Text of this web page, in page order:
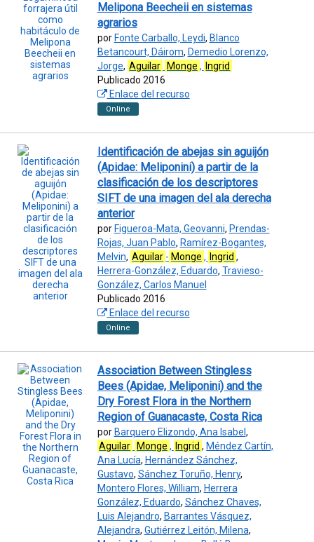
Melipona Beecheii en sistemas
agrarios
por Fonte Carballo, Leydi, Blanco
Betancourt, Dáirom, Demedio Lorenzo,
Jorge, Aguilar Monge , Ingrid
Publicado 2016
Enlace del recurso
Online
Identificación de abejas sin aguijón
(Apidae: Meliponini) a partir de la
clasificación de los descriptores
SIFT de una imagen del ala derecha
anterior
por Figueroa-Mata, Geovanni, Prendas-
Rojas, Juan Pablo, Ramírez-Bogantes,
Melvin, Aguilar - Monge , Ingrid ,
Herrera-González, Eduardo, Travieso-
González, Carlos Manuel
Publicado 2016
Enlace del recurso
Online
Association Between Stingless
Bees (Apidae, Meliponini) and the
Dry Forest Flora in the Northern
Region of Guanacaste, Costa Rica
por Barquero Elizondo, Ana Isabel ,
Aguilar
Monge , Ingrid , Méndez Cartín,
Ana Lucía, Hernández Sánchez,
Gustavo, Sánchez Toruño, Henry,
Montero Flores, William, Herrera
González, Eduardo, Sánchez Chaves,
Luis Alejandro, Barrantes Vásquez,
Alejandra, Gutiérrez Leitón, Milena,